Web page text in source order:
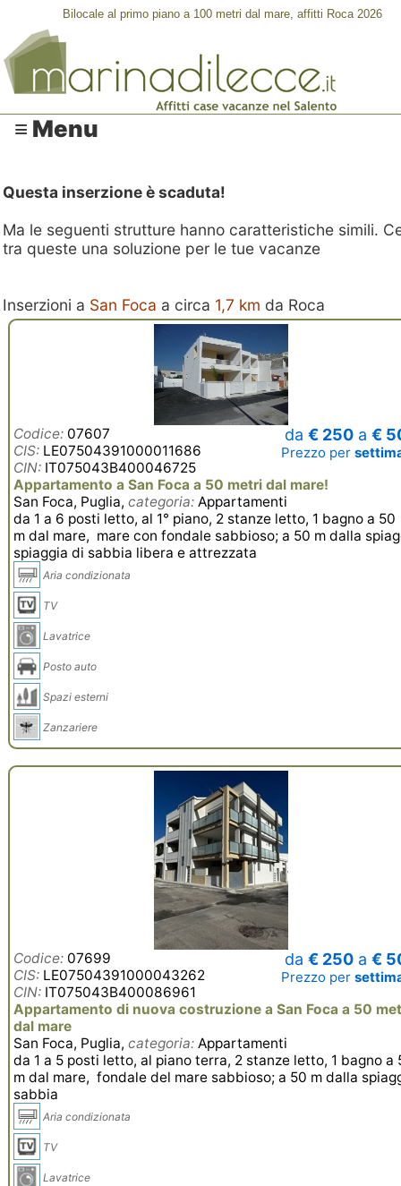
Bilocale al primo piano a 100 metri dal mare, affitti Roca 2026
≡ Menu
Questa inserzione è scaduta!
Ma le seguenti strutture hanno caratteristiche simili.
tra queste una soluzione per le tue vacanze
Inserzioni a San Foca a circa 1,7 km da Roca
da € 250a €
Prezzo per
Codice: 07607
CIS: LE07504391000011686
CIN: IT075043B400046725
Appartamento a San Foca a 50 metri dal mare!
San Foca, Puglia,categoria: Appartamenti
da 1 a 6 posti letto, al 1° piano, 2 stanze letto, 1 bagno a 50
m dal mare, mare con fondale sabbioso; a 50 m dalla
spiaggia di sabbia libera e attrezzata
Aria condizionata
TV
Lavatrice
Posto auto
Spazi esterni
Zanzariere
da € 250a €
Prezzo per
Codice: 07699
CIS: LE07504391000043262
CIN: IT075043B400086961
Appartamento di nuova costruzione a San Foca a 50
dal mare
San Foca, Puglia,categoria: Appartamenti
da 1 a 5 posti letto, al piano terra, 2 stanze letto, 1 bagno a
m dal mare, fondale del mare sabbioso; a 50 m dalla
sabbia
Aria condizionata
TV
Lavatrice